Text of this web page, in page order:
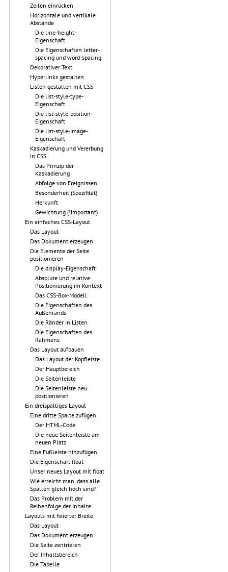
Zeilen einrücken
Horizontale und vertikale
Abstände
Die line-height-
Eigenschaft
Die Eigenschaften letter-
spacing und word-spacing
Dekorativer Text
Hyperlinks gestalten
Listen gestalten mit CSS
Die list-style-type-
Eigenschaft
Die list-style-position-
Eigenschaft
Die list-style-image-
Eigenschaft
Kaskadierung und Vererbung
in CSS
Das Prinzip der
Kaskadierung
Abfolge von Ereignissen
Besonderheit (Spezifität)
Herkunft
Gewichtung (!important)
Ein einfaches CSS-Layout
Das Layout
Das Dokument erzeugen
Die Elemente der Seite
positionieren
Die display-Eigenschaft
Absolute und relative
Positionierung im Kontext
Das CSS-Box-Modell
Die Eigenschaften des
Außenrands
Die Ränder in Listen
Die Eigenschaften des
Rahmens
Das Layout aufbauen
Das Layout der Kopfleiste
Der Hauptbereich
Die Seitenleiste
Die Seitenleiste neu
positionieren
Ein dreispaltiges Layout
Eine dritte Spalte zufügen
Der HTML-Code
Die neue Seitenleiste am
neuen Platz
Eine Fußleiste hinzufügen
Die Eigenschaft float
Unser neues Layout mit float
Wie erreicht man, dass alle
Spalten gleich hoch sind?
Das Problem mit der
Reihenfolge der Inhalte
Layouts mit fixierter Breite
Das Layout
Das Dokument erzeugen
Die Seite zentrieren
Der Inhaltsbereich
Die Tabelle